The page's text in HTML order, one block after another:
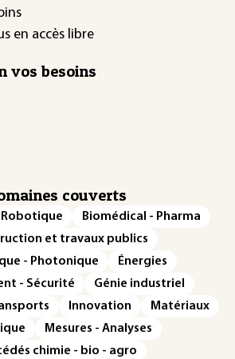
en accès libre
vos besoins
couverts
Biomédical - Pharma
et travaux publics
- Photonique
Énergies
- Sécurité
Génie industriel
Innovation
Matériaux
Mesures - Analyses
chimie - bio - agro